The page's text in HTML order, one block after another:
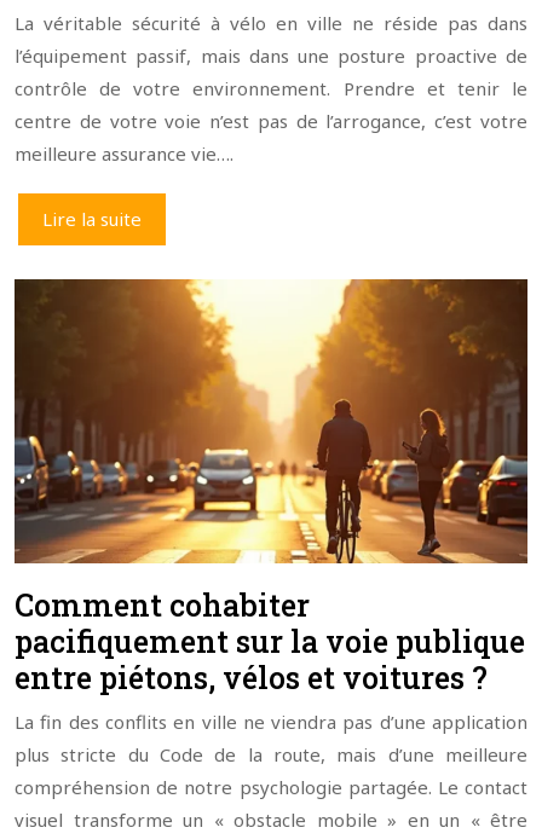
La véritable sécurité à vélo en ville ne réside pas dans
l’équipement passif, mais dans une posture proactive de
contrôle de votre environnement. Prendre et tenir le
centre de votre voie n’est pas de l’arrogance, c’est votre
meilleure assurance vie….
Lire la suite
Comment cohabiter
pacifiquement sur la voie publique
entre piétons, vélos et voitures ?
La fin des conflits en ville ne viendra pas d’une application
plus stricte du Code de la route, mais d’une meilleure
compréhension de notre psychologie partagée. Le contact
visuel transforme un « obstacle mobile » en un « être